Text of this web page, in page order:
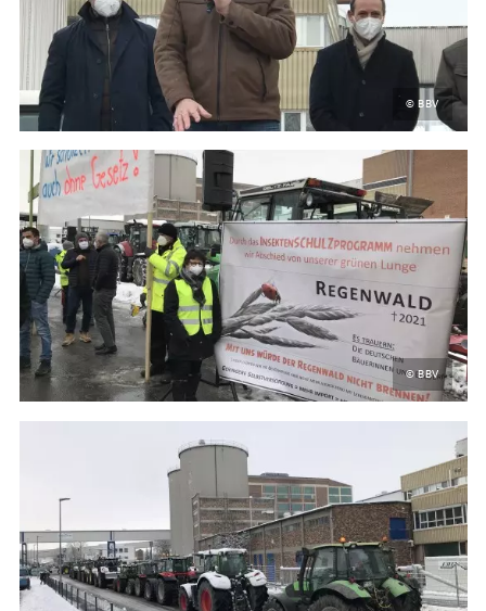
© BBV
© BBV